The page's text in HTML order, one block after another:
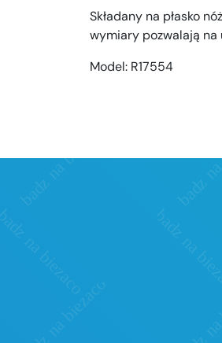
Składany na płasko
wymiary pozwalają na
Model: R17554